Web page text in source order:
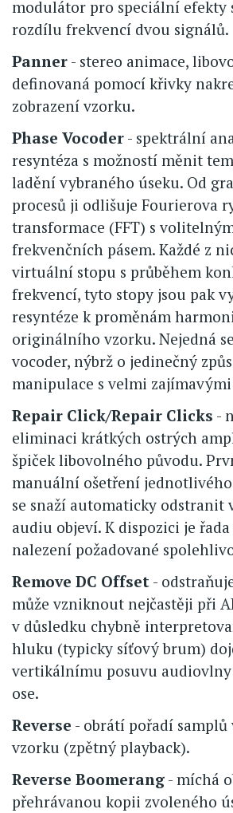
modulátor pro speciální efekty
rozdílu frekvencí dvou signálů.
Panner - stereo animace,
definovaná pomocí křivky
zobrazení vzorku.
Phase Vocoder - spektrální
resyntéza s možností měnit
ladění vybraného úseku. Od
procesů ji odlišuje Fourierova
transformace (FFT) s
frekvenčních pásem. Každé z
virtuální stopu s průběhem
frekvencí, tyto stopy jsou pak
resyntéze k proměnám
originálního vzorku. Nejedná
vocoder, nýbrž o jedinečný
manipulace s velmi
Repair Click/Repair Clicks -
eliminaci krátkých ostrých
špiček libovolného původu.
manuální ošetření
se snaží automaticky odstranit
audiu objeví. K dispozici je
nalezení požadované
Remove DC Offset -
může vzniknout nejčastěji při
v důsledku chybně
hluku (typicky síťový brum)
vertikálnímu posuvu
ose.
Reverse - obrátí pořadí samplů
vzorku (zpětný playback).
Reverse Boomerang - míchá
přehrávanou kopii zvoleného